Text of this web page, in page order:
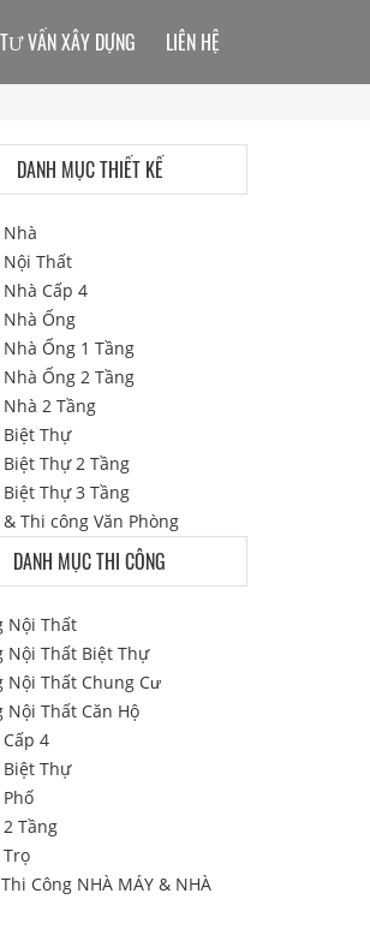
TƯ VẤN XÂY DỰNG LIÊN HỆ
DANH MỤC THIẾT KẾ
Thất
Cấp 4
Ống
Ống 1 Tầng
Ống 2 Tầng
2 Tầng
Thự
Thự 2 Tầng
Thự 3 Tầng
Thi công Văn Phòng
DANH MỤC THI CÔNG
Nội Thất
Nội Thất Biệt Thự
Nội Thất Chung Cư
Nội Thất Căn Hộ
4
Thự
Tầng
Công NHÀ MÁY & NHÀ